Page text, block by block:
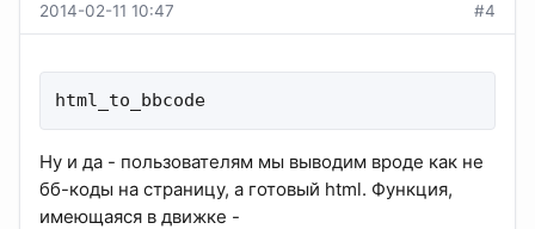
2014-02-11 10:47 #4
html_to_bbcode
Ну и да - пользователям мы выводим вроде как не
бб-коды на страницу, а готовый html. Функция,
имеющаяся в движке -